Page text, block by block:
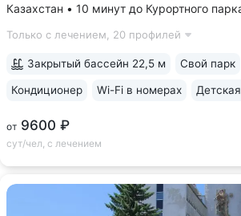
Казахстан • 10 минут до Курортного
и «Ессентуки-Новая» • Санаторий с
Только с лечением, 20 профилей
от 9600 ₽
сут/чел, с лечением
Закрытый бассейн 22,5 м Свой парк
Кондиционер Wi-Fi в номерах